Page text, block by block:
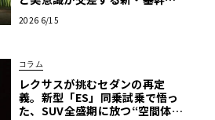
2026 6/15
コラム
レクサスが挑むセダンの再定
義。新型「ES」同乗試乗で悟っ
た、SUV全盛期に放つ“空間体